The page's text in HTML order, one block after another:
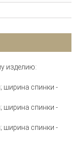
изделию:
ширина спинки -
ширина спинки -
ширина спинки -